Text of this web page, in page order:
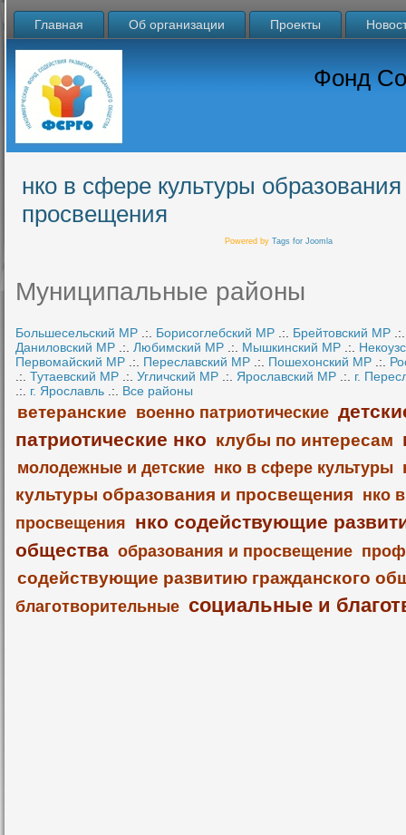
Главная Об организации Проекты
Фонд
нко в сфере культуры
просвещения
Powered by Tags for Joomla
Муниципальные районы
Большесельский МР .:. Борисоглебский МР .:. Брейтовский МР
Даниловский МР .:. Любимский МР .:. Мышкинский МР .:.
Первомайский МР .:. Переславский МР .:. Пошехонский МР .:.
.:. Тутаевский МР .:. Угличский МР .:. Ярославский МР .:. г.
.:. г. Ярославль .:. Все районы
ветеранские военно патриотические
патриотические нко клубы по интересам
молодежные и детские нко в сфере культуры
культуры образования и просвещения нко
просвещения нко содействующие
общества образования и просвещение
содействующие развитию гражданского
благотворительные социальные и